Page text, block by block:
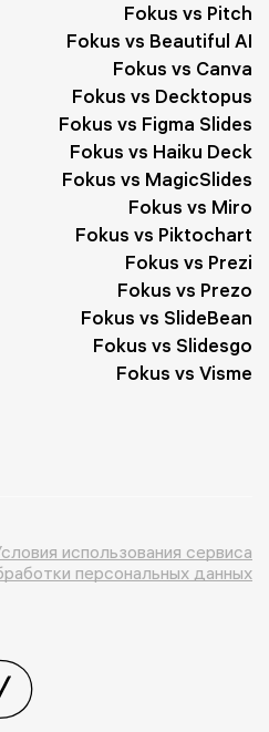
Fokus vs Pitch
Fokus vs Beautiful AI
Fokus vs Canva
Fokus vs Decktopus
Fokus vs Figma Slides
Fokus vs Haiku Deck
Fokus vs MagicSlides
Fokus vs Miro
Fokus vs Piktochart
Fokus vs Prezi
Fokus vs Prezo
Fokus vs SlideBean
Fokus vs Slidesgo
Fokus vs Visme
использования сервиса
персональных данных